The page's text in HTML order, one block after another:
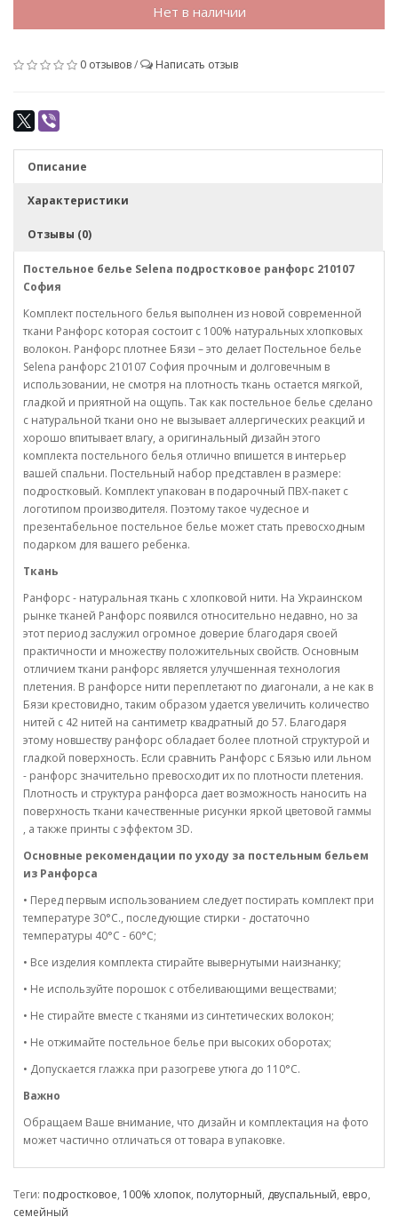
Нет в наличии
0 отзывов/ Написать отзыв
Описание
Характеристики
Отзывы (0)
Постельное белье Selena подростковое ранфорс 210107
София
Комплект постельного белья выполнен из новой современной
ткани Ранфорс которая состоит с 100% натуральных хлопковых
волокон. Ранфорс плотнее Бязи – это делает Постельное белье
Selena ранфорс210107 София прочным и долговечным в
использовании, не смотря на плотность ткань остается мягкой,
гладкой и приятной на ощупь. Так как постельное белье сделано
с натуральной ткани оно не вызывает аллергических реакций и
хорошо впитывает влагу, а оригинальный дизайн этого
комплекта постельного белья отлично впишется в интерьер
вашей спальни. Постельный набор представлен в размере:
подростковый. Комплект упакован в подарочный ПВХ-пакет с
логотипом производителя. Поэтому такое чудесное и
презентабельное постельное белье может стать превосходным
подарком для вашего ребенка.
Ткань
Ранфорс - натуральная ткань с хлопковой нити. На Украинском
рынке тканей Ранфорс появился относительно недавно, но за
этот период заслужил огромное доверие благодаря своей
практичности и множеству положительных свойств. Основным
отличием ткани ранфорс является улучшенная технология
плетения. В ранфорсе нити переплетают по диагонали, а не как в
Бязи крестовидно, таким образом удается увеличить количество
нитей с 42 нитей на сантиметр квадратный до 57. Благодаря
этому новшеству ранфорс обладает более плотной структурой и
гладкой поверхность. Если сравнить Ранфорс с Бязью или льном
- ранфорс значительно превосходит их по плотности плетения.
Плотность и структура ранфорса дает возможность наносить на
поверхность ткани качественные рисунки яркой цветовой гаммы
, а также принты с эффектом 3D.
Основные рекомендации по уходу за постельным бельем
из Ранфорса
• Перед первым использованием следует постирать комплект при
температуре 30°C., последующие стирки - достаточно
температуры 40°C - 60°C;
• Все изделия комплекта стирайте вывернутыми наизнанку;
• Не используйте порошок с отбеливающими веществами;
• Не стирайте вместе с тканями из синтетических волокон;
• Не отжимайте постельное белье при высоких оборотах;
• Допускается глажка при разогреве утюга до 110°C.
Важно
Обращаем Ваше внимание, что дизайн и комплектация на фото
может частично отличаться от товара в упаковке.
Теги: подростковое, 100% хлопок, полуторный, двуспальный, евро,
семейный